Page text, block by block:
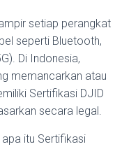
N
setiap perangkat
seperti Bluetooth,
Di Indonesia,
memancarkan atau
Sertifikasi DJID
secara legal.
itu Sertifikasi